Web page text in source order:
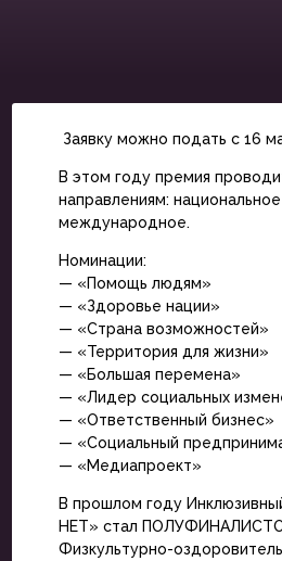
Заявку можно подать с 16
В этом году премия
направлениям:
международное.
Номинации:
— «Помощь людям»
— «Здоровье нации»
— «Страна возможностей»
— «Территория для жизни»
— «Большая перемена»
— «Лидер социальных
— «Ответственный бизнес»
— «Социальный
— «Медиапроект»
В прошлом году
НЕТ» стал
Физкультурно-